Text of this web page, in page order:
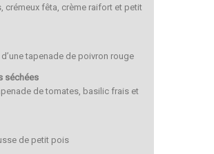
crémeux fêta, crème raifort et petit
tapenade de poivron rouge
séchées
de tomates, basilic frais et
de petit pois